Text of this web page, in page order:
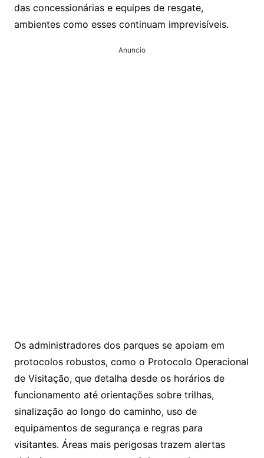
das concessionárias e equipes de resgate,
ambientes como esses continuam imprevisíveis.
Anuncio
Os administradores dos parques se apoiam em
protocolos robustos, como o Protocolo Operacional
de Visitação, que detalha desde os horários de
funcionamento até orientações sobre trilhas,
sinalização ao longo do caminho, uso de
equipamentos de segurança e regras para
visitantes. Áreas mais perigosas trazem alertas